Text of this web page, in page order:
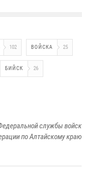
102 ВОЙСКА 25
БИЙСК 26
службы войск
по Алтайскому краю